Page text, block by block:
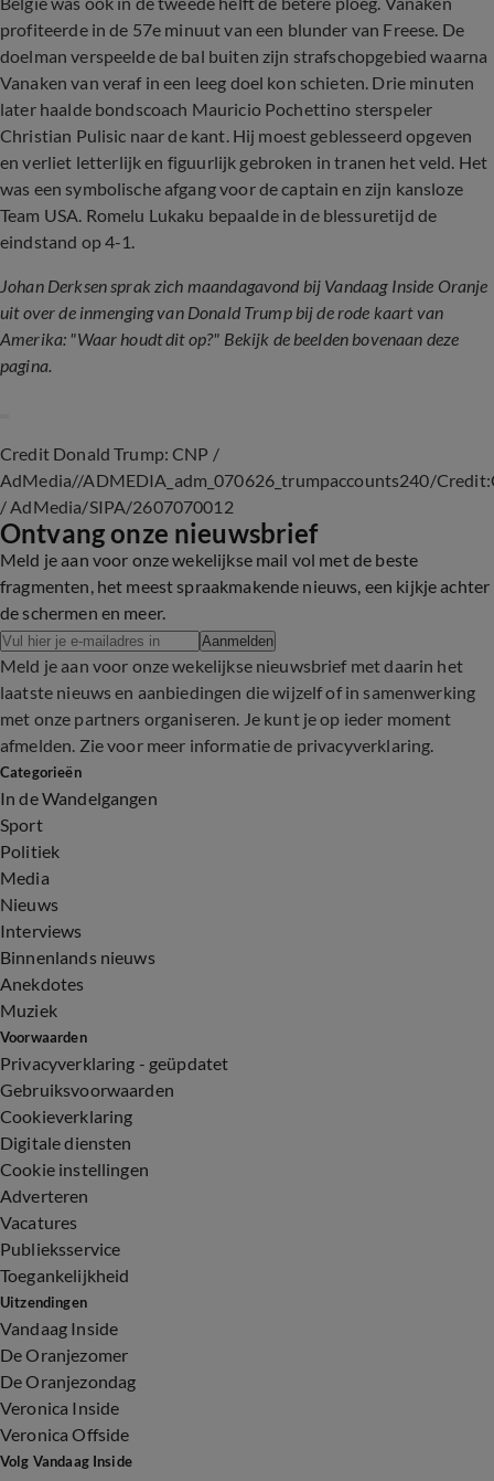
profiteerde in de 57e minuut van een blunder van Freese. De
doelman verspeelde de bal buiten zijn strafschopgebied waarna
Vanaken van veraf in een leeg doel kon schieten. Drie minuten
later haalde bondscoach Mauricio Pochettino sterspeler
Christian Pulisic naar de kant. Hij moest geblesseerd opgeven
en verliet letterlijk en figuurlijk gebroken in tranen het veld. Het
was een symbolische afgang voor de captain en zijn kansloze
Team USA. Romelu Lukaku bepaalde in de blessuretijd de
eindstand op 4-1.
Johan Derksen sprak zich maandagavond bij Vandaag Inside Oranje
uit over de inmenging van Donald Trump bij de rode kaart van
Amerika: "Waar houdt dit op?" Bekijk de beelden bovenaan deze
pagina.
Credit Donald Trump: CNP /
AdMedia//ADMEDIA_adm_070626_trumpaccounts240/
/ AdMedia/SIPA/2607070012
Ontvang onze nieuwsbrief
Meld je aan voor onze wekelijkse mail vol met de beste
fragmenten, het meest spraakmakende nieuws, een kijkje achter
de schermen en meer.
Aanmelden
Meld je aan voor onze wekelijkse nieuwsbrief met daarin het
laatste nieuws en aanbiedingen die wijzelf of in samenwerking
met onze partners organiseren. Je kunt je op ieder moment
afmelden. Zie voor meer informatie de privacyverklaring.
Categorieën
In de Wandelgangen
Sport
Politiek
Media
Nieuws
Interviews
Binnenlands nieuws
Anekdotes
Muziek
Voorwaarden
Privacyverklaring - geüpdatet
Gebruiksvoorwaarden
Cookieverklaring
Digitale diensten
Cookie instellingen
Adverteren
Vacatures
Publieksservice
Toegankelijkheid
Uitzendingen
Vandaag Inside
De Oranjezomer
De Oranjezondag
Veronica Inside
Veronica Offside
Volg Vandaag Inside